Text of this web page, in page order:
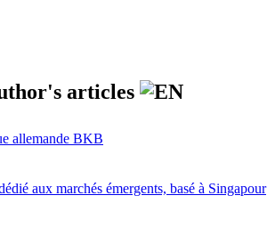
articles
allemande BKB
aux marchés émergents, basé à Singapour